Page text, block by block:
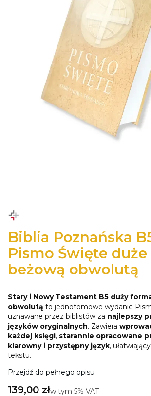
Biblia Poznańska
Pismo Święte duże
beżową obwolutą
Stary i Nowy Testament B5 duży
obwolutą to jednotomowe wydanie
uznawane przez biblistów za najlepszy
języków oryginalnych. Zawiera
każdej księgi, starannie opracowane
klarowny i przystępny język,
tekstu.
Przejdź do pełnego opisu
Cena
139,00 złw tym 5% VAT
w tym 5% VAT